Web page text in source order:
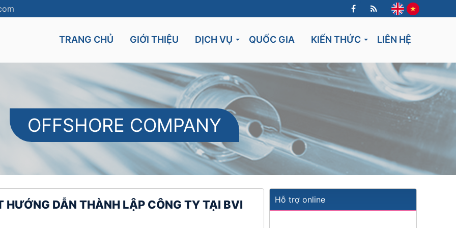
TRANG CHỦ GIỚI THIỆU DỊCH VỤ QUỐC GIA
Cyprus
Malta
Mauritius
Seychelles
Lithuania
KIẾN THỨC LIÊN HỆ
OFFSHORE COMPANY
HƯỚNG DẪN THÀNH LẬP CÔNG TY TẠI BVI
Hỗ trợ online